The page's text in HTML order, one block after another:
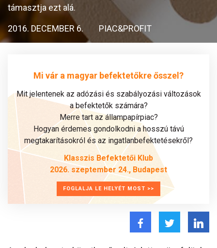
támasztja ezt alá.
2016. DECEMBER 6. PIAC&PROFIT
Mi vár a magyar befektetőkre ősszel?
Mit jelentenek az adózási és szabályozási változások
a befektetők számára?
Merre tart az állampapírpiac?
Hogyan érdemes gondolkodni a hosszú távú
megtakarításokról és az ingatlanbefektetésekről?
Klasszis Befektetői Klub
2026. szeptember 24., Budapest
FOGLALJA LE HELYÉT MOST >>